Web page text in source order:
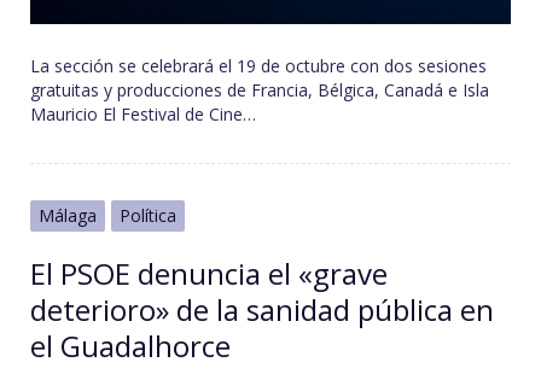
La sección se celebrará el 19 de octubre con dos sesiones
gratuitas y producciones de Francia, Bélgica, Canadá e Isla
Mauricio El Festival de Cine…
Málaga Política
El PSOE denuncia el «grave
deterioro» de la sanidad pública en
el Guadalhorce